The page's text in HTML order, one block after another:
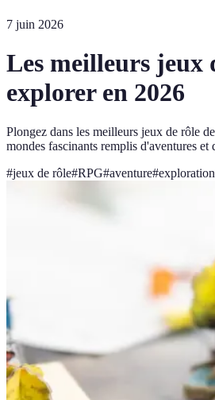
7 juin 2026
Les meilleurs jeux
explorer en 2026
Plongez dans les meilleurs jeux de rôle
mondes fascinants remplis d'aventures et
#jeux de rôle#RPG#aventure#exploration